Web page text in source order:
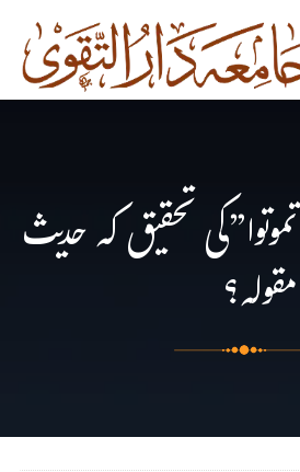
تحقیق کہ حدیث